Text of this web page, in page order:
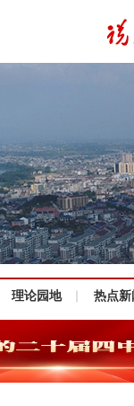
理论园地 热点新